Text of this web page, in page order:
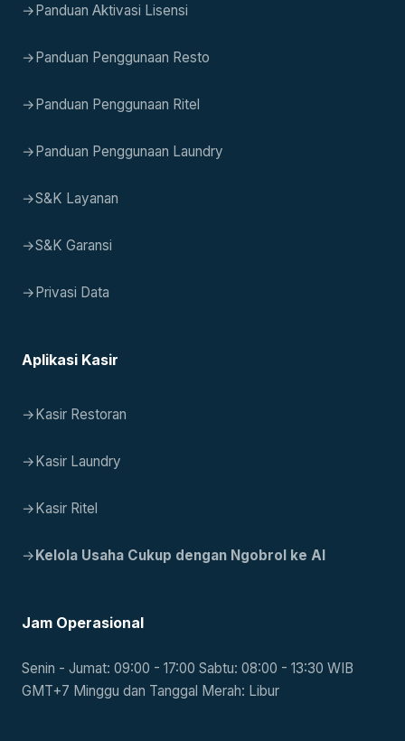
→Panduan Aktivasi Lisensi
→Panduan Penggunaan Resto
→Panduan Penggunaan Ritel
→Panduan Penggunaan Laundry
→S&K Layanan
→S&K Garansi
→Privasi Data
Aplikasi Kasir
→Kasir Restoran
→Kasir Laundry
→Kasir Ritel
→Kelola Usaha Cukup dengan Ngobrol ke AI
Jam Operasional
Senin - Jumat: 09:00 - 17:00 Sabtu: 08:00 - 13:30 WIB
GMT+7 Minggu dan Tanggal Merah: Libur